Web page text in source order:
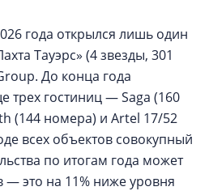
года открылся лишь один
Тауэрс» (4 звезды, 301
До конца года
трех гостиниц — Saga (160
(144 номера) и Artel 17/52
всех объектов совокупный
по итогам года может
— это на 11% ниже уровня